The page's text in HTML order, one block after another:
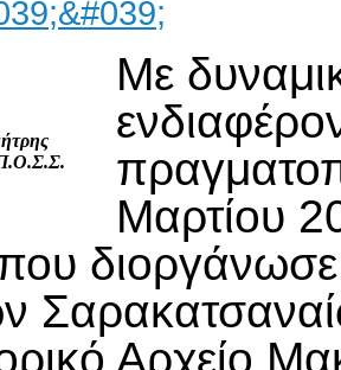
Με
Μαρτίου
Αρχείο